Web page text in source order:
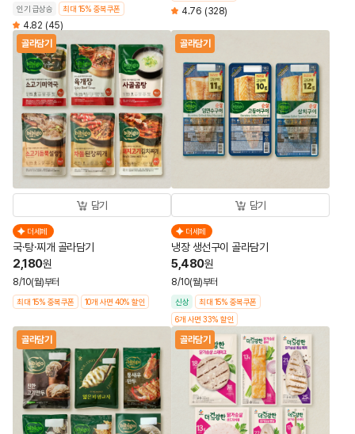
인기 급상승 최대 15% 중복쿠폰
4.82 (45)
4.76 (328)
골라담기
담기
더세페
국·탕·찌개 골라담기
2,180원
8/10(월)부터
최대 15% 중복쿠폰 10개 사면 40% 할인
골라담기
담기
더세페
냉장 생선구이 골라담기
5,480원
8/10(월)부터
신상
최대 15% 중복쿠폰
6개 사면 33% 할인
골라담기 골라담기